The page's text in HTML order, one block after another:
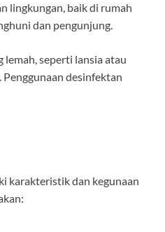
lingkungan, baik di rumah
dan pengunjung.
lemah, seperti lansia atau
desinfektan
karakteristik dan kegunaan